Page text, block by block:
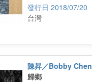
2018/07/20
台灣
陳昇／Bobby Chen
歸鄉